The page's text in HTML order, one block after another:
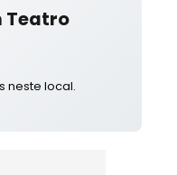
Teatro
neste local.